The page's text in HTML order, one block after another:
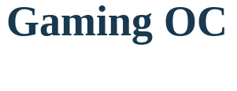
Gaming